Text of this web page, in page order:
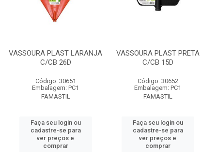
VASSOURA PLAST LARANJA
C/CB 26D
Código: 30651
Embalagem: PC1
FAMASTIL
Faça seu login ou
cadastre-se para
ver preços e
comprar
VASSOURA PLAST PRETA
C/CB 15D
Código: 30652
Embalagem: PC1
FAMASTIL
Faça seu login ou
cadastre-se para
ver preços e
comprar